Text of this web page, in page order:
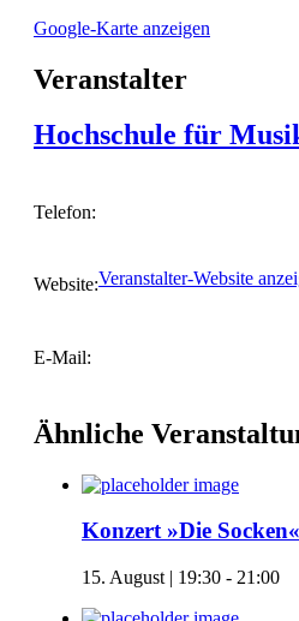
Google-Karte anzeigen
Veranstalter
Hochschule für
Telefon:
Website:Veranstalter-Website
E-Mail:
Ähnliche
Konzert »Die Socken«
15. August | 19:30 - 21:00